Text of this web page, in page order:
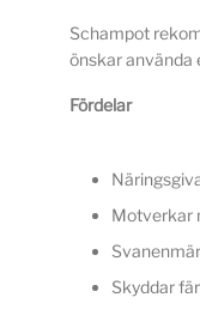
Schampot
önskar använda
Fördelar
Motverkar
Skyddar